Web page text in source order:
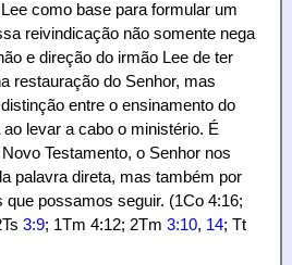
como base para formular um
reivindicação não somente nega
e direção do irmão Lee de ter
restauração do Senhor, mas
entre o ensinamento do
levar a cabo o ministério. É
Testamento, o Senhor nos
palavra direta, mas também por
que possamos seguir. (1Co 4:16;
3:9; 1Tm 4:12; 2Tm 3:10, 14; Tt